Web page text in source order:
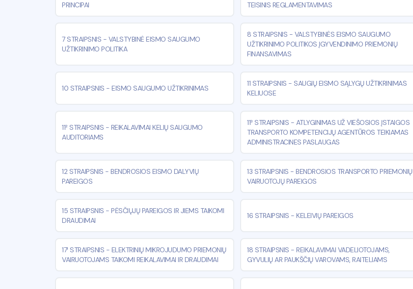
PRINCIPAI
TEISINIS REGLAMENTAVIMAS
7 STRAIPSNIS - VALSTYBINĖ EISMO SAUGUMO
UŽTIKRINIMO POLITIKA
8 STRAIPSNIS - VALSTYBINĖS EISMO SAUGUMO
UŽTIKRINIMO POLITIKOS ĮGYVENDINIMO PRIEMONIŲ
FINANSAVIMAS
10 STRAIPSNIS - EISMO SAUGUMO UŽTIKRINIMAS
11 STRAIPSNIS - SAUGIŲ EISMO SĄLYGŲ UŽTIKRINIMAS
KELIUOSE
11² STRAIPSNIS - REIKALAVIMAI KELIŲ SAUGUMO
AUDITORIAMS
11³ STRAIPSNIS - ATLYGINIMAS UŽ VIEŠOSIOS ĮSTAIGOS
TRANSPORTO KOMPETENCIJŲ AGENTŪROS TEIKIAMAS
ADMINISTRACINES PASLAUGAS
12 STRAIPSNIS - BENDROSIOS EISMO DALYVIŲ
PAREIGOS
13 STRAIPSNIS -BENDROSIOS TRANSPORTO PRIEMONIŲ
VAIRUOTOJŲ PAREIGOS
15 STRAIPSNIS - PĖSČIŲJŲ PAREIGOS IR JIEMS TAIKOMI
DRAUDIMAI
16 STRAIPSNIS -KELEIVIŲ PAREIGOS
17¹ STRAIPSNIS - ELEKTRINIŲ MIKROJUDUMO PRIEMONIŲ
VAIRUOTOJAMS TAIKOMI REIKALAVIMAI IR DRAUDIMAI
18 STRAIPSNIS -REIKALAVIMAI VADELIOTOJAMS,
GYVULIŲ AR PAUKŠČIŲ VAROVAMS, RAITELIAMS